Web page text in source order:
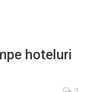
hoteluri